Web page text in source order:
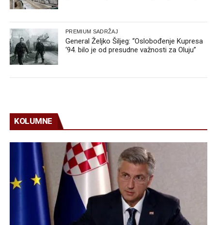
PREMIUM SADRŽAJ
General Željko Šiljeg: “Oslobođenje Kupresa
‘94. bilo je od presudne važnosti za Oluju”
KOLUMNE